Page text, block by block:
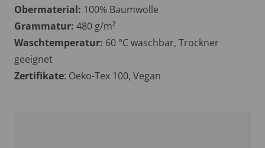
Obermaterial: 100% Baumwolle
Grammatur: 480 g/m²
Waschtemperatur: 60 °C waschbar, Trockner
geeignet
Zertifikate: Oeko-Tex 100, Vegan